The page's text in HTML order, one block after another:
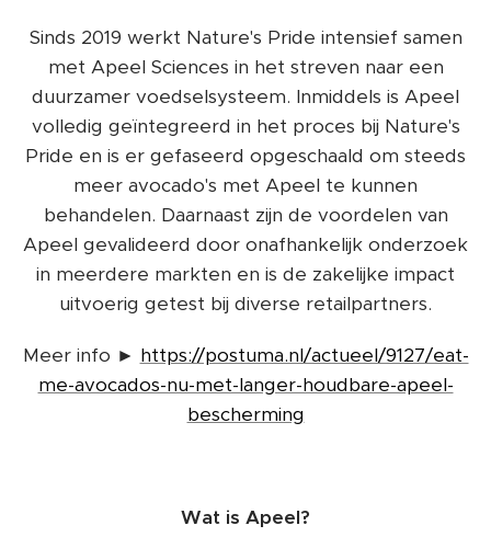
Sinds 2019 werkt Nature's Pride intensief samen
met Apeel Sciences in het streven naar een
duurzamer voedselsysteem. Inmiddels is Apeel
volledig geïntegreerd in het proces bij Nature's
Pride en is er gefaseerd opgeschaald om steeds
meer avocado's met Apeel te kunnen
behandelen. Daarnaast zijn de voordelen van
Apeel gevalideerd door onafhankelijk onderzoek
in meerdere markten en is de zakelijke impact
uitvoerig getest bij diverse retailpartners.
Meer info ► https://postuma.nl/actueel/9127/eat-
me-avocados-nu-met-langer-houdbare-apeel-
bescherming
Wat is Apeel?